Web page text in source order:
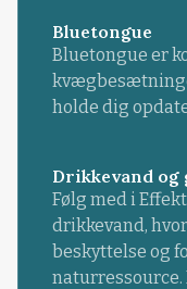
Bluetongue
Bluetongue er
holde dig
Drikkevand og
Følg med i
drikkevand,
beskyttelse og
naturressource.